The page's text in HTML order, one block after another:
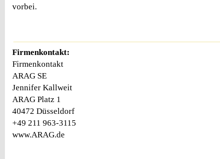
vorbei.
Firmenkontakt:
Firmenkontakt
ARAG SE
Jennifer Kallweit
ARAG Platz 1
40472 Düsseldorf
+49 211 963-3115
www.ARAG.de